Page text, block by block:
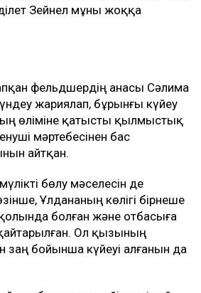
жариялап, бұрынғы күйеу
өліміне қатысты қылмыстық
мәртебесінен бас
айтқан.
Ұлдананың көлігі бірнеше
болған және отбасыға
Ол қызының
заң бойынша күйеуі алғанын да